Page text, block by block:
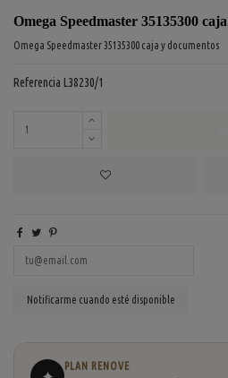
Omega Speedmaster 35135300
Omega Speedmaster 35135300 caja y documentos
Referencia L38230/1
PLAN RENOVE